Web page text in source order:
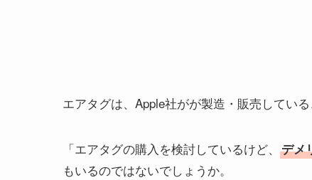
エアタグは、Apple社がが製造・販売している
「エアタグの購入を検討しているけど、 デメ
もいるのではないでしょうか。